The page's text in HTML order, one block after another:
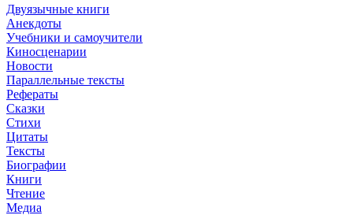
Двуязычные книги
Анекдоты
Учебники и самоучители
Киносценарии
Новости
Параллельные тексты
Рефераты
Сказки
Стихи
Цитаты
Тексты
Биографии
Книги
Чтение
Медиа